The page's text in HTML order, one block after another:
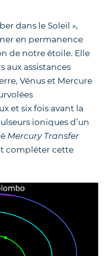
dans le Soleil »,
en permanence
de notre étoile. Elle
aux assistances
Vénus et Mercure
et six fois avant la
ioniques d’un
Mercury Transfer
compléter cette